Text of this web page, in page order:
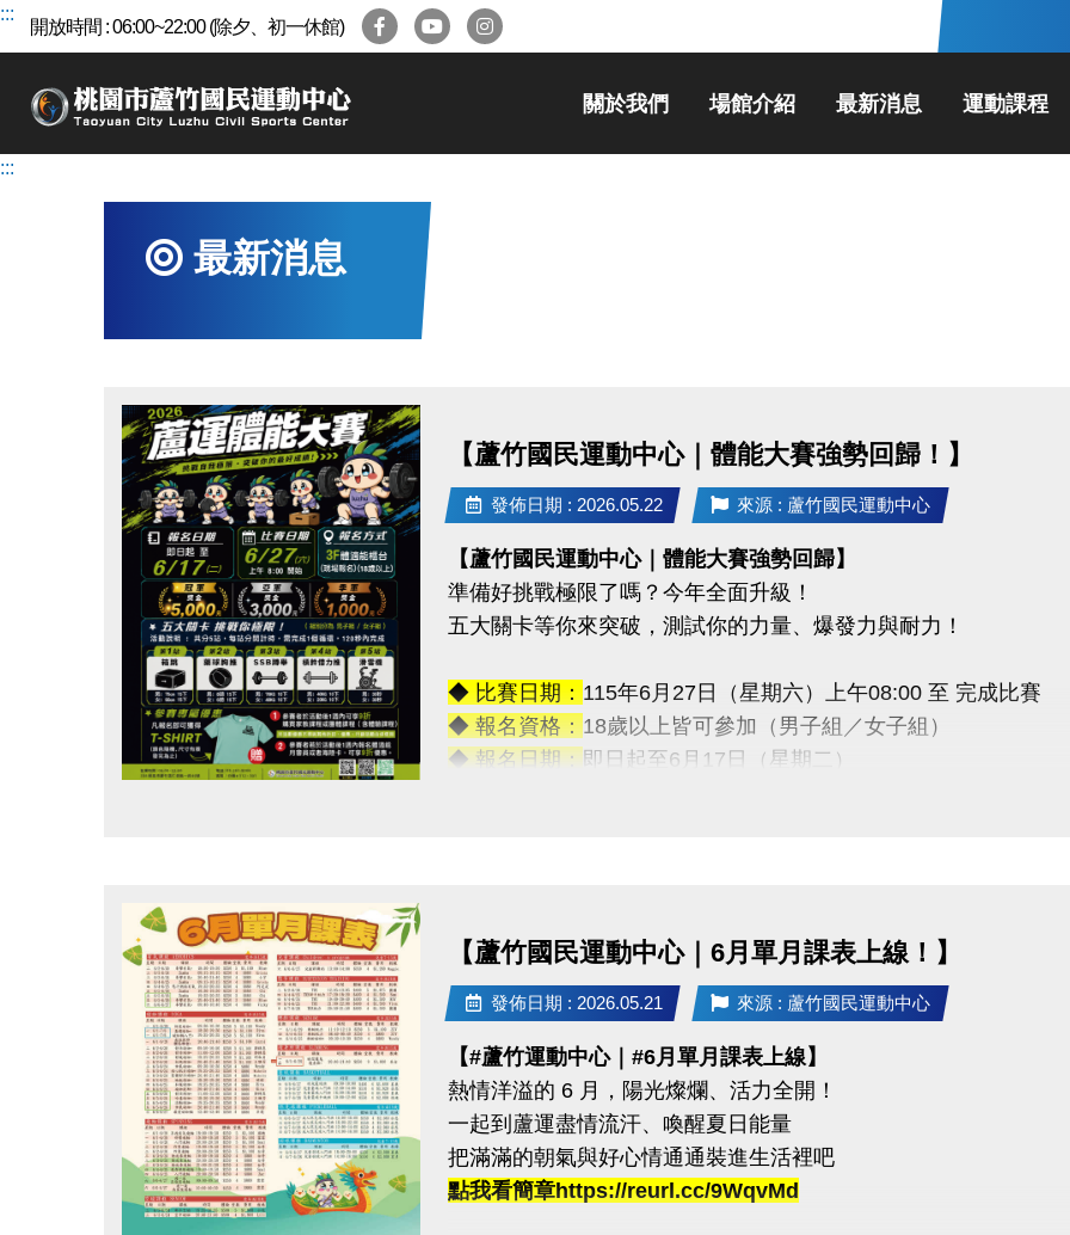
跳
區
:::
開放時間 : 06:00~22:00 (除夕、初一休館)
關於我們 場館介紹 最新消息 運動課程
:::
最新消息
【蘆竹國民運動中心｜體能大賽強勢回歸！】
發佈日期 : 2026.05.22 來源 : 蘆竹國民運動中心
【蘆竹國民運動中心｜體能大賽強勢回歸】
準備好挑戰極限了嗎？今年全面升級！
五大關卡等你來突破，測試你的力量、爆發力與耐力！
◆ 比賽日期：115年6月27日（星期六）上午08:00 至 完成比賽
◆ 報名資格：18歲以上皆可參加（男子組／女子組）
◆ 報名日期：即日起至6月17日（星期二）
→ 季軍獎金：1,000元
-————————————
五大關卡連續挑戰
箱跳→ 藥球胸推→ SSB蹲舉→ 槓鈴借力推→滑雪機
每站分開計時，完成一個循環才算成功！
120秒內完成指定動作，考驗你的體能與意志力
凡報名參賽即可獲得 #限量T-SHIRT乙件（數量有限，送完為止）
【蘆竹國民運動中心｜6月單月課表上線！】
發佈日期 : 2026.05.21 來源 : 蘆竹國民運動中心
【#蘆竹運動中心｜#6月單月課表上線】
熱情洋溢的 6 月，陽光燦爛、活力全開！
一起到蘆運盡情流汗、喚醒夏日能量
把滿滿的朝氣與好心情通通裝進生活裡吧
點我看簡章https://reurl.cc/9WqvMd